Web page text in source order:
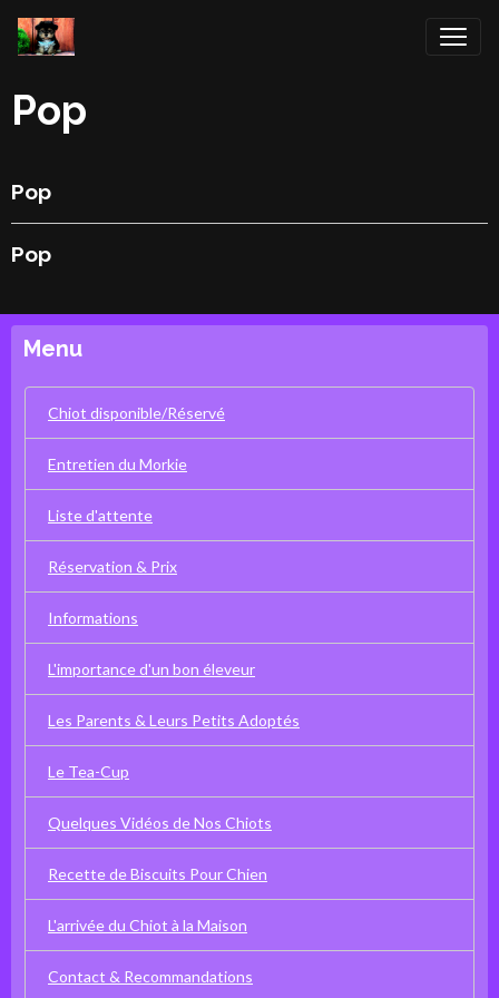
Pop
Pop
Pop
Menu
Chiot disponible/Réservé
Entretien du Morkie
Liste d'attente
Réservation & Prix
Informations
L'importance d'un bon éleveur
Les Parents & Leurs Petits Adoptés
Le Tea-Cup
Quelques Vidéos de Nos Chiots
Recette de Biscuits Pour Chien
L'arrivée du Chiot à la Maison
Contact & Recommandations